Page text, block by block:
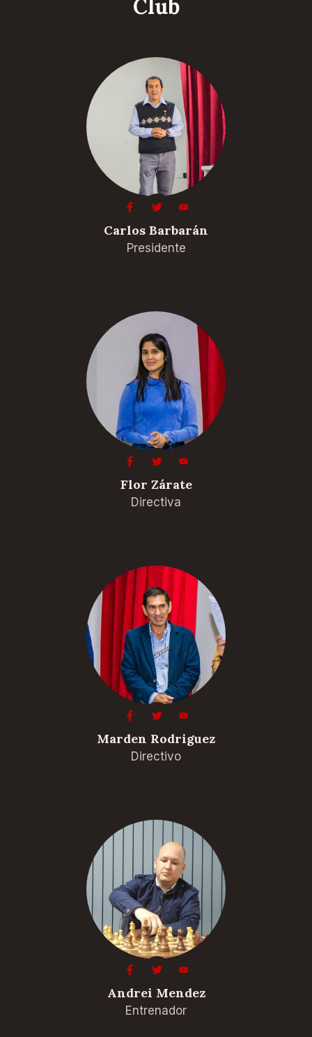
Club
Carlos Barbarán
Presidente
Flor Zárate
Directiva
Marden Rodriguez
Directivo
Andrei Mendez
Entrenador